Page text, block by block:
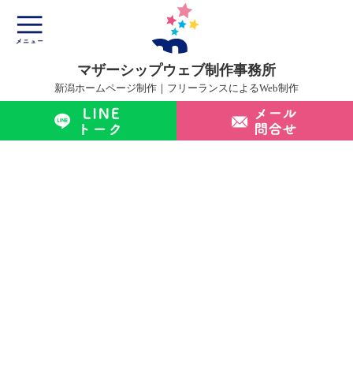
マザーシップウェブ制作事務所
新潟ホームページ制作｜フリーランスによるWeb制作
マザーシップについて
ホームページ制作サービス